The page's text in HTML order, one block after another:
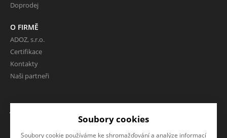
Doprodej
O FIRMĚ
ADOZ, s.r.o.
Certifikace
Kontakty
Naši partneři
CZK (Kč)
Soubory cookies
Soubory cookie používáme ke shromažďování a analýze informací